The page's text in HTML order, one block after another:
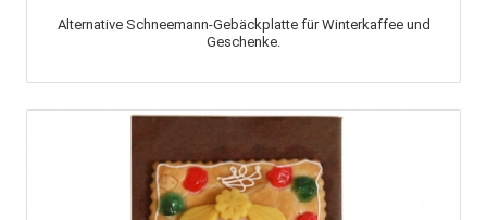
Alternative Schneemann-Gebäckplatte für Winterkaffee und
Geschenke.